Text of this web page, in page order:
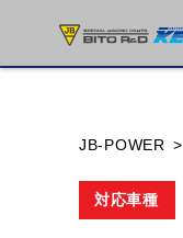
JB-POWER
対応車種